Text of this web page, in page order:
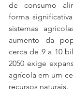
de consumo
forma
sistemas
aumento da
cerca de 9 a 10
2050 exige
agrícola em um
recursos naturais.